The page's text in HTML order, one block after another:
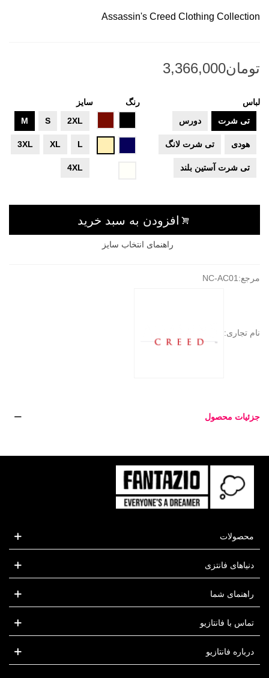
Assassin's Creed Clothing Collection
لباس
تی شرت
دورس
هودی تی شرت لانگ
تی شرت آستین بلند
رنگ
ای
سایز
2XL
S
M
L
XL
3XL
4XL
افزودن به سبد خرید
راهنمای انتخاب سایز
مرجع: NC-AC01
نام تجاری:
جزئیات محصول
محصولات
دنیاهای فانتزی
راهنمای شما
تماس با فانتازیو
درباره فانتازیو